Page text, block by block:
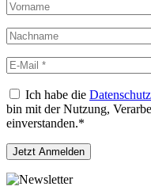
Ich habe die
bin mit der Nutzung,
einverstanden.*